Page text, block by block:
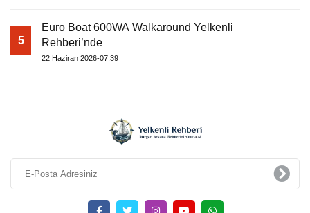
5
Euro Boat 600WA Walkaround Yelkenli
Rehberi’nde
22 Haziran 2026-07:39